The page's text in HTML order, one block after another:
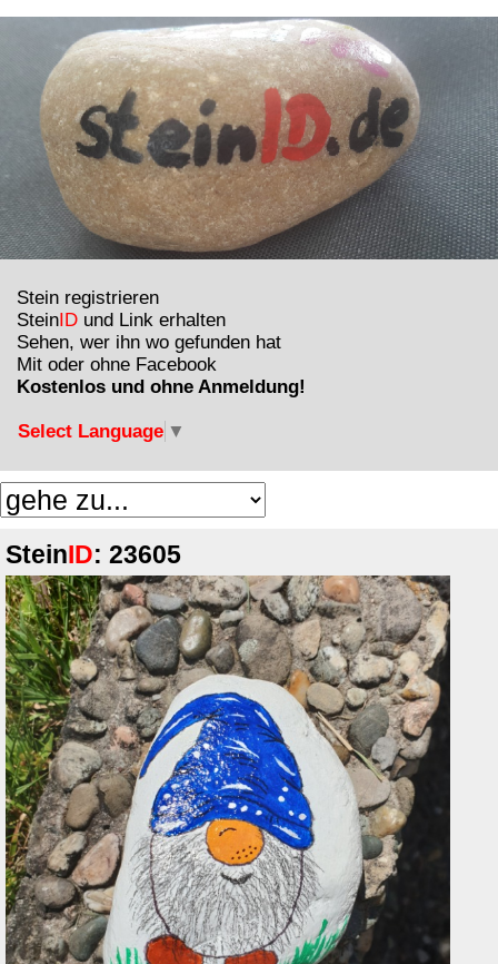
Stein registrieren
Stein ID und Link erhalten
Sehen, wer ihn wo gefunden hat
Mit oder ohne Facebook
Kostenlos und ohne Anmeldung!
Select Language ▼
Stein ID: 23605